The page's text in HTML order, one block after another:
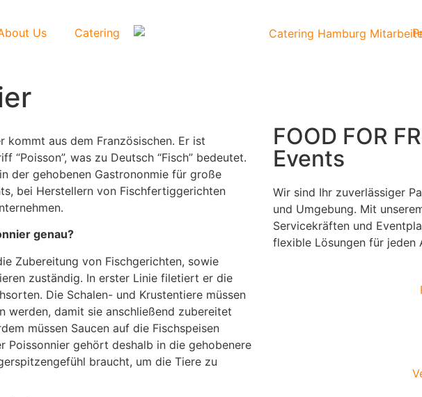
Us Catering
kommt aus dem Französischen. Er ist
“Poisson”, was zu Deutsch “Fisch” bedeutet.
der gehobenen Gastrononmie für große
bei Herstellern von Fischfertiggerichten
genau?
Zubereitung von Fischgerichten, sowie
zuständig. In erster Linie filetiert er die
Die Schalen- und Krustentiere müssen
werden, damit sie anschließend zubereitet
müssen Saucen auf die Fischspeisen
Poissonnier gehört deshalb in die gehobenere
braucht, um die Tiere zu
FOOD FOR
Events
Wir sind Ihr zuverlässiger
und Umgebung. Mit
Servicekräften und
flexible Lösungen für jeden